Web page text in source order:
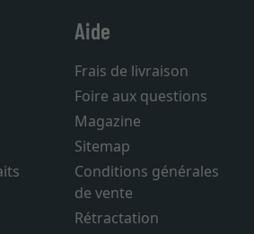
Aide
Frais de livraison
Foire aux questions
Magazine
Sitemap
Conditions générales
de vente